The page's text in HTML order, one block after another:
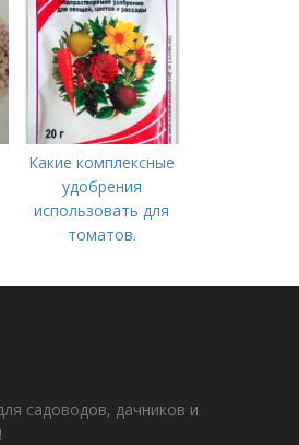
Какие комплексные
удобрения
использовать для
томатов.
комплексные
садоводов, дачников и